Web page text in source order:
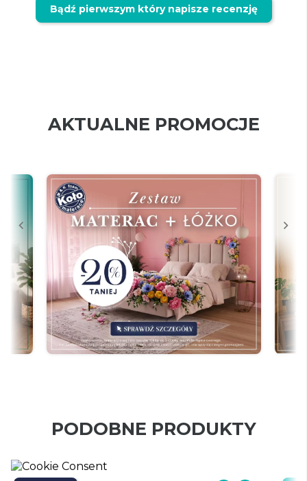
Bądź pierwszym który napisze recenzję
AKTUALNE PROMOCJE
PODOBNE PRODUKTY